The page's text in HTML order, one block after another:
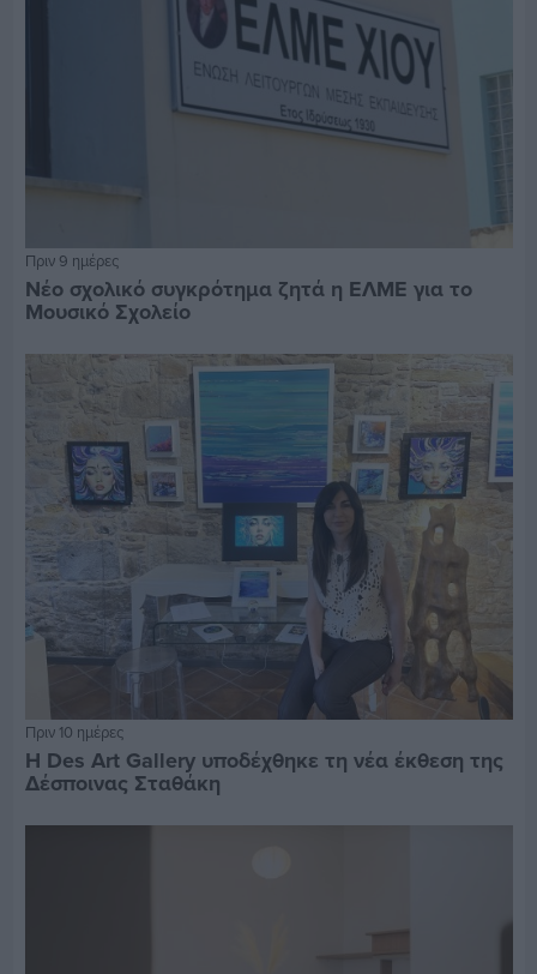
Πριν 9 ημέρες
Νέο σχολικό συγκρότημα ζητά η ΕΛΜΕ για το
Μουσικό Σχολείο
Πριν 10 ημέρες
Η Des Art Gallery υποδέχθηκε τη νέα έκθεση της
Δέσποινας Σταθάκη